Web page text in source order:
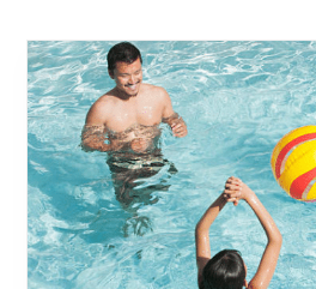
bons matériaux et les